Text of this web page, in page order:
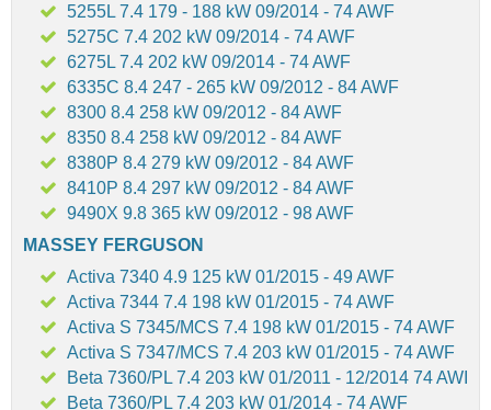
5255L 7.4 179 - 188 kW 09/2014 - 74 AWF
5275C 7.4 202 kW 09/2014 - 74 AWF
6275L 7.4 202 kW 09/2014 - 74 AWF
6335C 8.4 247 - 265 kW 09/2012 - 84 AWF
8300 8.4 258 kW 09/2012 - 84 AWF
8350 8.4 258 kW 09/2012 - 84 AWF
8380P 8.4 279 kW 09/2012 - 84 AWF
8410P 8.4 297 kW 09/2012 - 84 AWF
9490X 9.8 365 kW 09/2012 - 98 AWF
MASSEY FERGUSON
Activa 7340 4.9 125 kW 01/2015 - 49 AWF
Activa 7344 7.4 198 kW 01/2015 - 74 AWF
Activa S 7345/MCS 7.4 198 kW 01/2015 - 74 AWF
Activa S 7347/MCS 7.4 203 kW 01/2015 - 74 AWF
Beta 7360/PL 7.4 203 kW 01/2011 - 12/2014 74 AWI
Beta 7360/PL 7.4 203 kW 01/2014 - 74 AWF